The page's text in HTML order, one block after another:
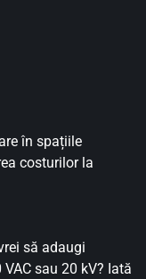
în spațiile
costurilor la
să adaugi
sau 20 kV? Iată